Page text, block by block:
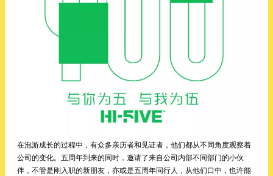
在泡游成长的过程中，有众多亲历者和见证者，他们都从不同角度观察着
公司的变化。五周年到来的同时，邀请了来自公司内部不同部门的小伙
伴，不管是刚入职的新朋友，亦或是五周年同行人，从他们口中，也许能